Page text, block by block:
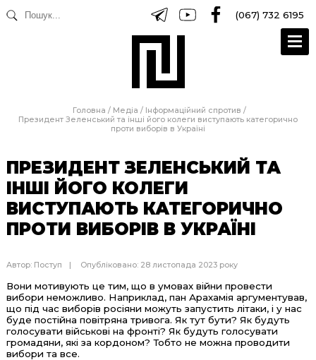
(067) 732 6195
Головна / Медіа / Інформаційний спротив /
Президент Зеленський та інші його колеги виступають категорично
проти виборів в Україні
ПРЕЗИДЕНТ ЗЕЛЕНСЬКИЙ ТА
ІНШІ ЙОГО КОЛЕГИ
ВИСТУПАЮТЬ КАТЕГОРИЧНО
ПРОТИ ВИБОРІВ В УКРАЇНІ
Автор: Поступ Опубліковано: 28 листопада 2023 року
Вони мотивують це тим, що в умовах війни провести
вибори неможливо. Наприклад, пан Арахамія аргументував,
що під час виборів росіяни можуть запустить літаки, і у нас
буде постійна повітряна тривога. Як тут бути? Як будуть
голосувати військові на фронті? Як будуть голосувати
громадяни, які за кордоном? Тобто не можна проводити
вибори та все.